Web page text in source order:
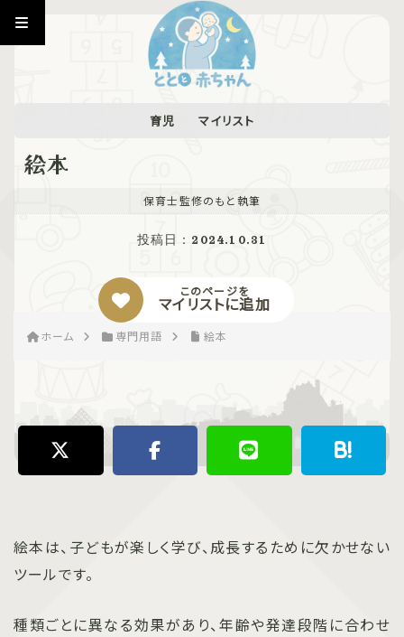
育児 マイリスト
絵本
投稿日： 2024.10.31
このページを
マイリストに追加
保育士監修のもと執筆
ホーム 専門用語 絵本
絵本は、子どもが楽しく学び、成長するために欠かせない
ツールです。
種類ごとに異なる効果があり、年齢や発達段階に合わせ